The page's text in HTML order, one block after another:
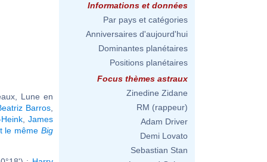
Lune en
Barros
James
le mêmeBig
Informations et données
Par pays et catégories
Anniversaires d'aujourd'hui
Dominantes planétaires
Positions planétaires
Focus thèmes astraux
Zinedine Zidane
RM (rappeur)
Adam Driver
Demi Lovato
Sebastian Stan